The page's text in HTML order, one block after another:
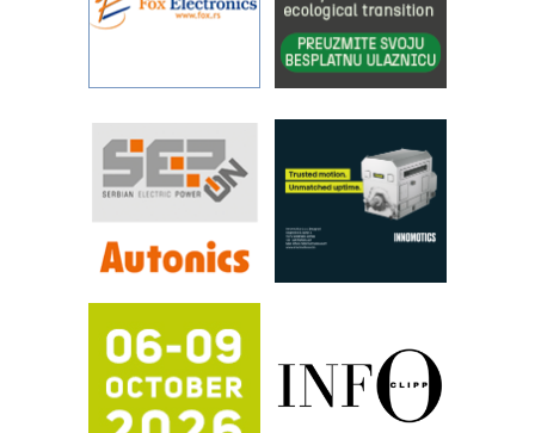
Filtration Group Industrial – Napredna
rešenja za filtraciju u hidrauličkim i
procesnim sistemima
Art Utopia Studio – vizuelne priče
RILINEX kompanije Rittal
FANUC: Najbolje za vašu pametnu
automatizaciju
Efikasno upravljanje energijom
Automatizacija pakovanja · Display
Proizvodnja iC7 Hybrid 1500 VDC
mrežnog pretvarača sa tečnim
hlađenjem
Potpuna efikasnost bez složenih